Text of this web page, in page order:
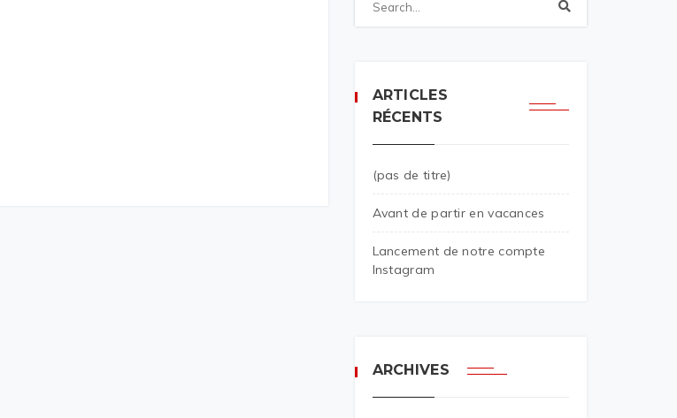
ARTICLES
RÉCENTS
(pas de titre)
Avant de partir en vacances
Lancement de notre compte
Instagram
ARCHIVES